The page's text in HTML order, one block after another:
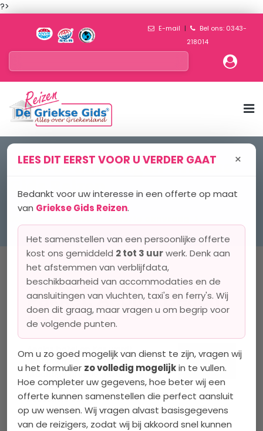
?>
E-mail |
Bel ons: 0343-
218014
LEES DIT EERST VOOR U VERDER GAAT ×
Bedankt voor uw interesse in een offerte op maat
van Griekse Gids Reizen.
Het samenstellen van een persoonlijke offerte
kost ons gemiddeld 2 tot 3 uurwerk. Denk aan
het afstemmen van verblijfdata,
beschikbaarheid van accommodaties en de
aansluitingen van vluchten, taxi's en ferry's. Wij
doen dit graag, maar vragen u om begrip voor
de volgende punten.
Om u zo goed mogelijk van dienst te zijn, vragen wij
u het formulier zo volledig mogelijkin te vullen.
Hoe completer uw gegevens, hoe beter wij een
offerte kunnen samenstellen die perfect aansluit
op uw wensen. Wij vragen alvast basisgegevens
van de reizigers, zodat wij bij akkoord snel kunnen
Offerte aanvragen Griekse
Gids Reizen
Pakket: Aeolos Beach
Hotel
Aeolos hotel op Kos wordt
omgeven door tuinen en
prachtige groene gazons en
een lang zandstrand. Het biedt
bezoekers een
adembenemende vakantie
ervaring!